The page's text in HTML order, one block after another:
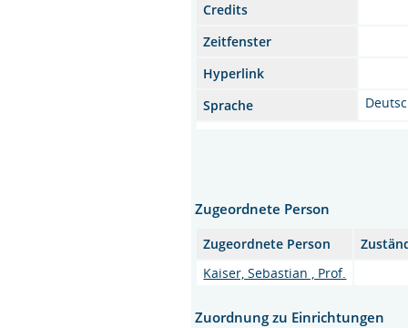
Credits
Zeitfenster
Hyperlink
Sprache
Zugeordnete Person
Zugeordnete Person
Kaiser, Sebastian , Prof.
Zuordnung zu Einrichtungen